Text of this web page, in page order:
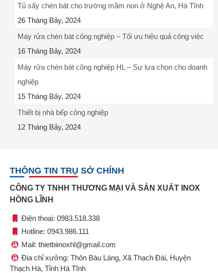
Tủ sấy chén bát cho trường mầm non ở Nghệ An, Hà Tĩnh
26 Tháng Bảy, 2024
Máy rửa chén bát công nghiệp – Tối ưu hiệu quả công việc
16 Tháng Bảy, 2024
Máy rửa chén bát công nghiệp HL – Sự lựa chọn cho doanh
nghiệp
15 Tháng Bảy, 2024
Thiết bị nhà bếp công nghiệp
12 Tháng Bảy, 2024
THÔNG TIN TRỤ SỞ CHÍNH
CÔNG TY TNHH THƯƠNG MẠI VÀ SẢN XUẤT INOX
HỒNG LĨNH
Điện thoại: 0983.518.338
Hotline: 0943.986.111
Mail: thietbiinoxhl@gmail.com
Địa chỉ xưởng: Thôn Bàu Láng, Xã Thạch Đài, Huyện
Thạch Hà, Tỉnh Hà Tĩnh